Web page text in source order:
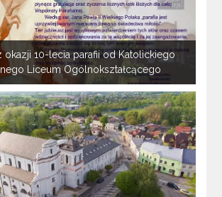
okazji 10-lecia parafii od Katolickiego
Liceum Ogólnokształcącego